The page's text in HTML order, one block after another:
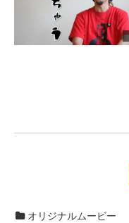
オリジナルムービー